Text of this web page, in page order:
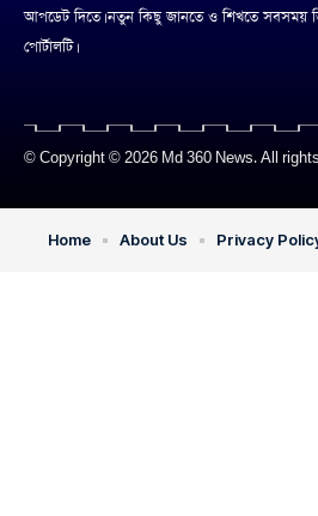
আপডেট দিতে। নতুন কিছু জানতে ও শিখতে
পোর্টালটি।
© Copyright © 2026 Md 360 News. All
Home About Us Privacy